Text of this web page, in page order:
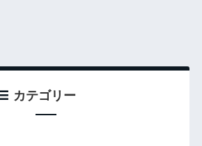
カテゴリー